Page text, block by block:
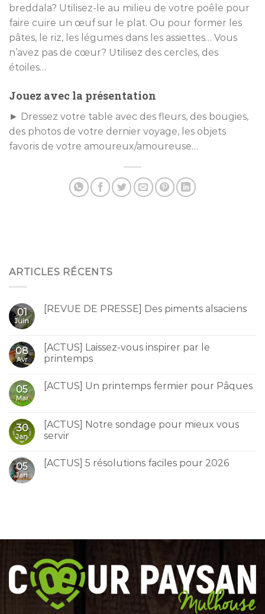
breddala? Utilisez-le au milieu de votre poêle pour
faire cuire un œuf sur le plat. Ou pour former les
pâtes, le riz, les légumes dans les assiettes… Vous
n’avez pas de cœur? Utilisez des cercles, des
étoiles…
Jouez avec la présentation
► Dressez votre table avec des fleurs, des bougies,
des photos de votre dernier voyage, les objets
favoris de votre amoureux/amoureuse…
ARTICLES RÉCENTS
01
Juin
[REVUE DE PRESSE] Des piments alsaciens
08
Avr
[ACTUS] Laissez-vous inspirer par le
printemps
05
Mar
[ACTUS] Un printemps fermier pour Pâques
30
Jan
[ACTUS] Notre sondage pour mieux vous
servir
05
Jan
[ACTUS] 5 résolutions faciles pour 2026